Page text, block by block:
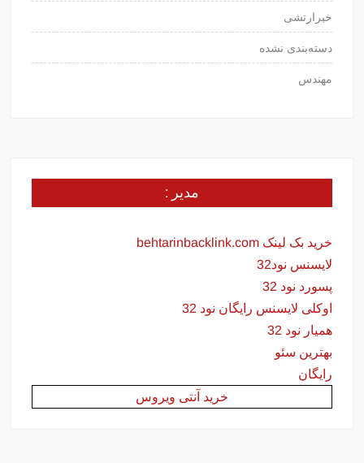
خبرارتشی
دسته‌بندی نشده
مهندس
مدیر :
خرید بک لینک behtarinbacklink.com
لایسنس نود32
پسورد نود 32
اوکلی لایسنس رایگان نود 32
همیار نود 32
بهترین سئو
رایگان
خرید آنتی ویروس